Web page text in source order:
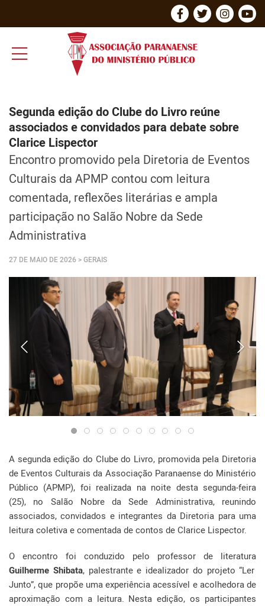
Segunda edição do Clube do Livro reúne
associados e convidados para debate sobre
Clarice Lispector
Encontro promovido pela Diretoria de Eventos
Culturais da APMP contou com leitura
comentada, reflexões literárias e ampla
participação no Salão Nobre da Sede
Administrativa
27 DE MAIO DE 2026 > GERAIS
A segunda edição do Clube do Livro, promovida pela Diretoria
de Eventos Culturais da Associação Paranaense do Ministério
Público (APMP), foi realizada na noite desta segunda-feira
(25), no Salão Nobre da Sede Administrativa, reunindo
associados, convidados e integrantes da Diretoria para uma
leitura coletiva e comentada de contos de Clarice Lispector.
O encontro foi conduzido pelo professor de literatura
Guilherme Shibata, palestrante e idealizador do projeto “Ler
Junto”, que propõe uma experiência acessível e acolhedora de
aproximação com a leitura. Nesta edição, os participantes